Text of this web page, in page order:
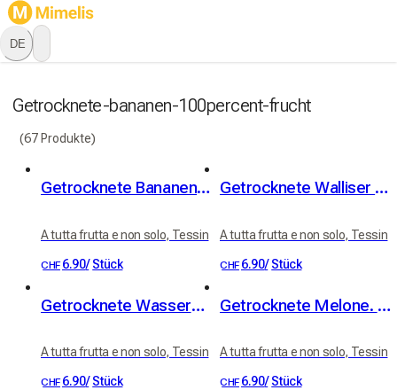
DE
Getrocknete-bananen-100percent-frucht
(67 Produkte)
Getrocknete Bananen. 100% Frucht
A tutta frutta e non solo, Tessin
CHF 6.90/ Stück
Getrocknete Walliser Aprikosen. 100% Frucht
A tutta frutta e non solo, Tessin
CHF 6.90/ Stück
Getrocknete Wassermelone. 100% Frucht
A tutta frutta e non solo, Tessin
CHF 6.90/ Stück
Getrocknete Melone. 100% Frucht
A tutta frutta e non solo, Tessin
CHF 6.90/ Stück